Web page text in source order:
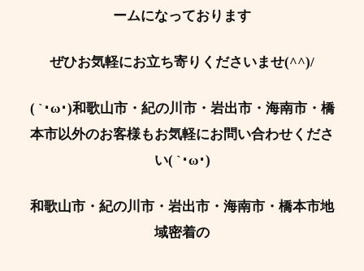
ームになっております
ぜひお気軽にお立ち寄りくださいませ(^^)/
( `･ω･)和歌山市・紀の川市・岩出市・海南市・橋
本市以外のお客様もお気軽にお問い合わせくださ
い( `･ω･)
和歌山市・紀の川市・岩出市・海南市・橋本市地
域密着の